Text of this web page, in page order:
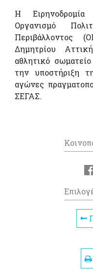
Η
Οργανισμό
Περιβάλλοντος
Δημητρίου
αθλητικό
την υποστήριξη
αγώνες
ΣΕΓΑΣ.